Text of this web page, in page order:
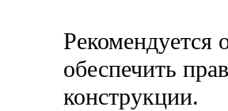
Рекомендуется
обеспечить
конструкции.